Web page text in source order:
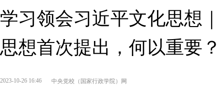
学习领会习近平文化思想
思想首次提出，何以重要
2023-10-26 16:46 中央党校（国家行政学院）网